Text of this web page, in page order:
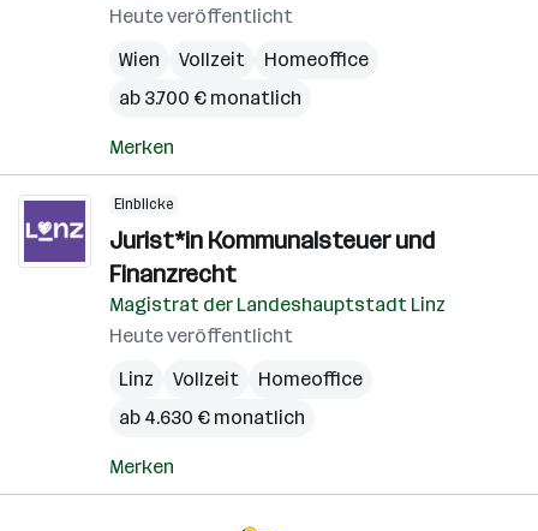
Heute veröffentlicht
Wien
Vollzeit
Homeoffice
ab 3.700 € monatlich
Merken
Einblicke
Jurist*in Kommunalsteuer und
Finanzrecht
Magistrat der Landeshauptstadt Linz
Heute veröffentlicht
Linz
Vollzeit
Homeoffice
ab 4.630 € monatlich
Merken